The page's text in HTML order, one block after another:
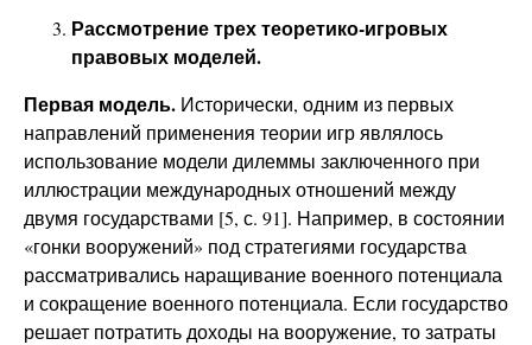
Рассмотрение трех теоретико-игровых
правовых моделей.
Первая модель. Исторически, одним из первых
направлений применения теории игр являлось
использование модели дилеммы заключенного при
иллюстрации международных отношений между
двумя государствами [5, с. 91]. Например, в состоянии
«гонки вооружений» под стратегиями государства
рассматривались наращивание военного потенциала
и сокращение военного потенциала. Если государство
решает потратить доходы на вооружение, то затраты